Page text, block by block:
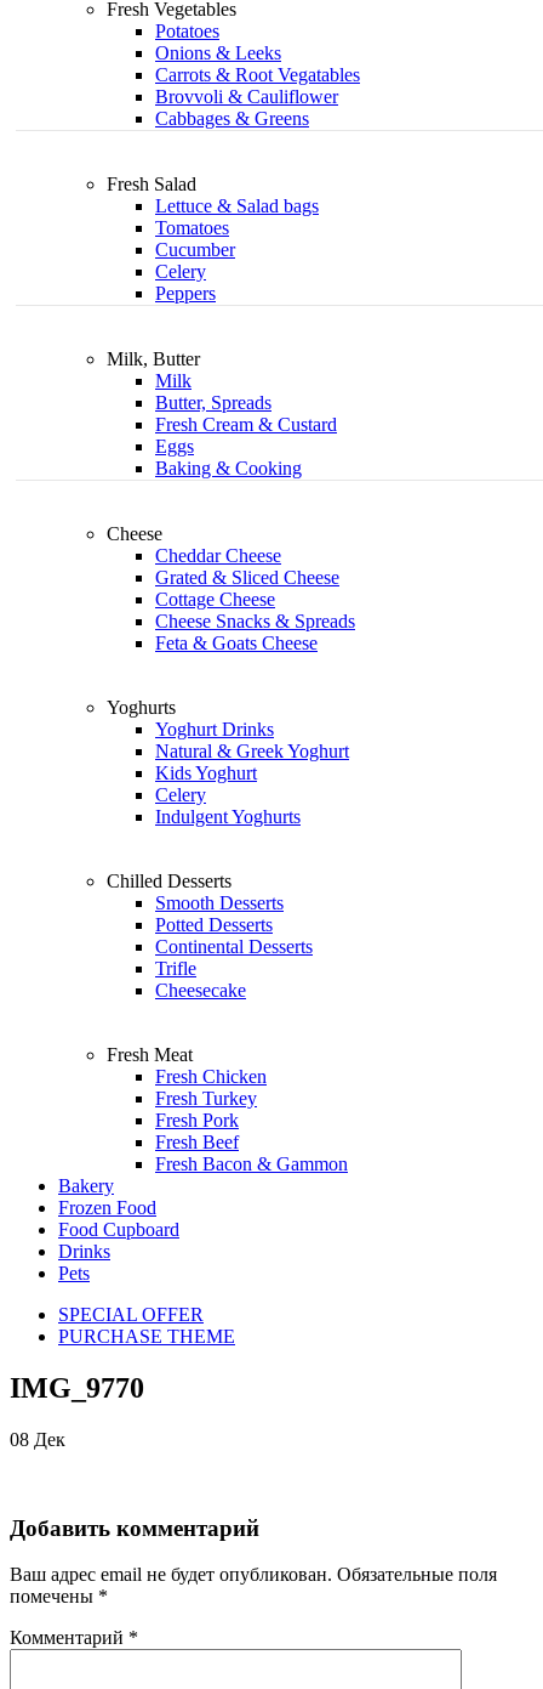
Fresh Vegetables
Potatoes
Onions & Leeks
Carrots & Root Vegatables
Brovvoli & Cauliflower
Cabbages & Greens
Fresh Salad
Lettuce & Salad bags
Tomatoes
Cucumber
Celery
Peppers
Milk, Butter
Milk
Butter, Spreads
Fresh Cream & Custard
Eggs
Baking & Cooking
Cheese
Cheddar Cheese
Grated & Sliced Cheese
Cottage Cheese
Cheese Snacks & Spreads
Feta & Goats Cheese
Yoghurts
Yoghurt Drinks
Natural & Greek Yoghurt
Kids Yoghurt
Celery
Indulgent Yoghurts
Chilled Desserts
Smooth Desserts
Potted Desserts
Continental Desserts
Trifle
Cheesecake
Fresh Meat
Fresh Chicken
Fresh Turkey
Fresh Pork
Fresh Beef
Fresh Bacon & Gammon
Bakery
Frozen Food
Food Cupboard
Drinks
Pets
SPECIAL OFFER
PURCHASE THEME
IMG_9770
08 Дек
Добавить комментарий
Ваш адрес email не будет опубликован. Обязательные поля
помечены *
Комментарий *